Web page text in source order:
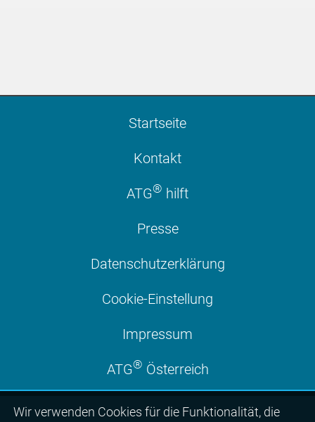
Startseite
Kontakt
ATG® hilft
Presse
Datenschutzerklärung
Cookie-Einstellung
Impressum
ATG® Österreich
Wir ver­wen­den Cookies für die Funktio­na­lität, die